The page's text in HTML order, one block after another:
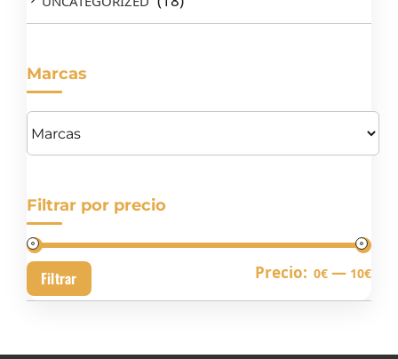
Marcas
Filtrar por precio
Filtrar Precio: 0€ — 10€